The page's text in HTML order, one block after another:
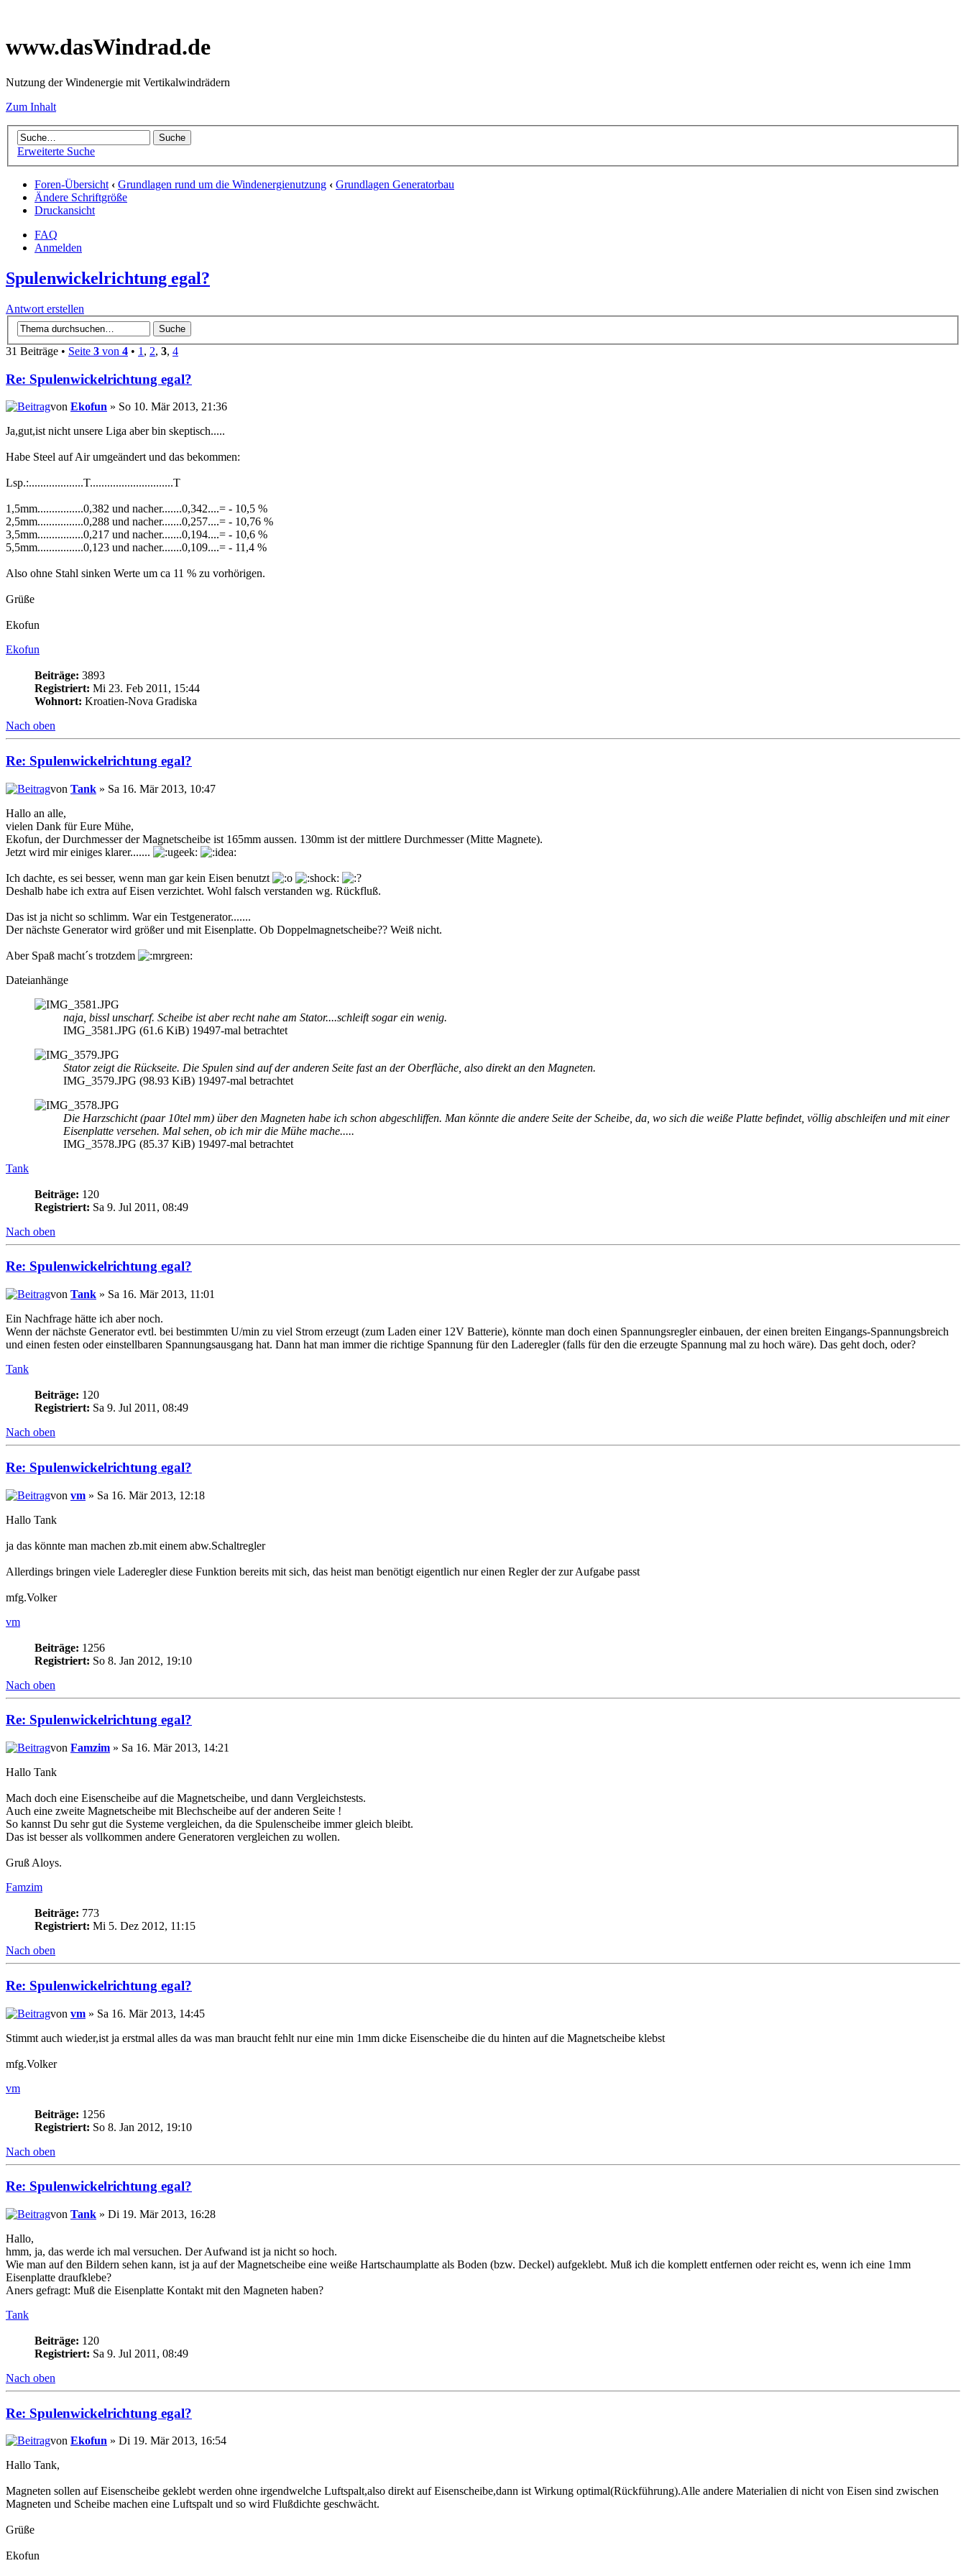
www.dasWindrad.de
Nutzung der Windenergie mit Vertikalwindrädern
Zum Inhalt
Erweiterte Suche
Foren-Übersicht ‹ Grundlagen rund um die Windenergienutzung ‹ Grundlagen Generatorbau
Ändere Schriftgröße
Druckansicht
FAQ
Anmelden
Spulenwickelrichtung egal?
Antwort erstellen
31 Beiträge • Seite 3 von 4 • 1 , 2, 3, 4
Re: Spulenwickelrichtung egal?
von Ekofun » So 10. Mär 2013, 21:36
Ja,gut,ist nicht unsere Liga aber bin skeptisch.....
Habe Steel auf Air umgeändert und das bekommen:
Lsp.:...................T.............................T
1,5mm................0,382 und nacher.......0,342....= - 10,5 %
2,5mm................0,288 und nacher.......0,257....= - 10,76 %
3,5mm................0,217 und nacher.......0,194....= - 10,6 %
5,5mm................0,123 und nacher.......0,109....= - 11,4 %
Also ohne Stahl sinken Werte um ca 11 % zu vorhörigen.
Grüße
Ekofun
Ekofun
Beiträge: 3893
Registriert: Mi 23. Feb 2011, 15:44
Wohnort: Kroatien-Nova Gradiska
Nach oben
Re: Spulenwickelrichtung egal?
von Tank » Sa 16. Mär 2013, 10:47
Hallo an alle,
vielen Dank für Eure Mühe,
Ekofun, der Durchmesser der Magnetscheibe ist 165mm aussen. 130mm ist der mittlere Durchmesser (Mitte Magnete).
Jetzt wird mir einiges klarer.......
Ich dachte, es sei besser, wenn man gar kein Eisen benutzt
Deshalb habe ich extra auf Eisen verzichtet. Wohl falsch verstanden wg. Rückfluß.
Das ist ja nicht so schlimm. War ein Testgenerator.......
Der nächste Generator wird größer und mit Eisenplatte. Ob Doppelmagnetscheibe?? Weiß nicht.
Aber Spaß macht´s trotzdem
Dateianhänge
naja, bissl unscharf. Scheibe ist aber recht nahe am Stator....schleift sogar ein wenig.
IMG_3581.JPG (61.6 KiB) 19497-mal betrachtet
Stator zeigt die Rückseite. Die Spulen sind auf der anderen Seite fast an der Oberfläche, also direkt an den Magneten.
IMG_3579.JPG (98.93 KiB) 19497-mal betrachtet
Die Harzschicht (paar 10tel mm) über den Magneten habe ich schon abgeschliffen. Man könnte die andere Seite der Scheibe, da, wo sich die weiße Platte befindet, völlig abschleifen und mit einer
Eisenplatte versehen. Mal sehen, ob ich mir die Mühe mache.....
IMG_3578.JPG (85.37 KiB) 19497-mal betrachtet
Tank
Beiträge: 120
Registriert: Sa 9. Jul 2011, 08:49
Nach oben
Re: Spulenwickelrichtung egal?
von Tank » Sa 16. Mär 2013, 11:01
Ein Nachfrage hätte ich aber noch.
Wenn der nächste Generator evtl. bei bestimmten U/min zu viel Strom erzeugt (zum Laden einer 12V Batterie), könnte man doch einen Spannungsregler einbauen, der einen breiten Eingangs-Spannungsbreich
und einen festen oder einstellbaren Spannungsausgang hat. Dann hat man immer die richtige Spannung für den Laderegler (falls für den die erzeugte Spannung mal zu hoch wäre). Das geht doch, oder?
Tank
Beiträge: 120
Registriert: Sa 9. Jul 2011, 08:49
Nach oben
Re: Spulenwickelrichtung egal?
von vm » Sa 16. Mär 2013, 12:18
Hallo Tank
ja das könnte man machen zb.mit einem abw.Schaltregler
Allerdings bringen viele Laderegler diese Funktion bereits mit sich, das heist man benötigt eigentlich nur einen Regler der zur Aufgabe passt
mfg.Volker
vm
Beiträge: 1256
Registriert: So 8. Jan 2012, 19:10
Nach oben
Re: Spulenwickelrichtung egal?
von Famzim » Sa 16. Mär 2013, 14:21
Hallo Tank
Mach doch eine Eisenscheibe auf die Magnetscheibe, und dann Vergleichstests.
Auch eine zweite Magnetscheibe mit Blechscheibe auf der anderen Seite !
So kannst Du sehr gut die Systeme vergleichen, da die Spulenscheibe immer gleich bleibt.
Das ist besser als vollkommen andere Generatoren vergleichen zu wollen.
Gruß Aloys.
Famzim
Beiträge: 773
Registriert: Mi 5. Dez 2012, 11:15
Nach oben
Re: Spulenwickelrichtung egal?
von vm » Sa 16. Mär 2013, 14:45
Stimmt auch wieder,ist ja erstmal alles da was man braucht fehlt nur eine min 1mm dicke Eisenscheibe die du hinten auf die Magnetscheibe klebst
mfg.Volker
vm
Beiträge: 1256
Registriert: So 8. Jan 2012, 19:10
Nach oben
Re: Spulenwickelrichtung egal?
von Tank » Di 19. Mär 2013, 16:28
Hallo,
hmm, ja, das werde ich mal versuchen. Der Aufwand ist ja nicht so hoch.
Wie man auf den Bildern sehen kann, ist ja auf der Magnetscheibe eine weiße Hartschaumplatte als Boden (bzw. Deckel) aufgeklebt. Muß ich die komplett entfernen oder reicht es, wenn ich eine 1mm
Eisenplatte draufklebe?
Aners gefragt: Muß die Eisenplatte Kontakt mit den Magneten haben?
Tank
Beiträge: 120
Registriert: Sa 9. Jul 2011, 08:49
Nach oben
Re: Spulenwickelrichtung egal?
von Ekofun » Di 19. Mär 2013, 16:54
Hallo Tank,
Magneten sollen auf Eisenscheibe geklebt werden ohne irgendwelche Luftspalt,also direkt auf Eisenscheibe,dann ist Wirkung optimal(Rückführung).Alle andere Materialien di nicht von Eisen sind zwischen
Magneten und Scheibe machen eine Luftspalt und so wird Flußdichte geschwächt.
Grüße
Ekofun